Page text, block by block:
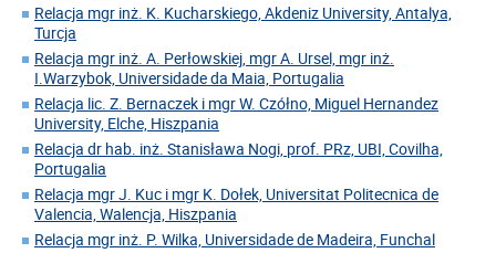
Relacja mgr inż. K. Kucharskiego, Akdeniz University, Antalya,
Turcja
Relacja mgr inż. A. Perłowskiej, mgr A. Ursel, mgr inż.
I.Warzybok, Universidade da Maia, Portugalia
Relacja lic. Z. Bernaczek i mgr W. Czółno, Miguel Hernandez
University, Elche, Hiszpania
Relacja dr hab. inż. Stanisława Nogi, prof. PRz, UBI, Covilha,
Portugalia
Relacja mgr J. Kuc i mgr K. Dołek, Universitat Politecnica de
Valencia, Walencja, Hiszpania
Relacja mgr inż. P. Wilka, Universidade de Madeira, Funchal